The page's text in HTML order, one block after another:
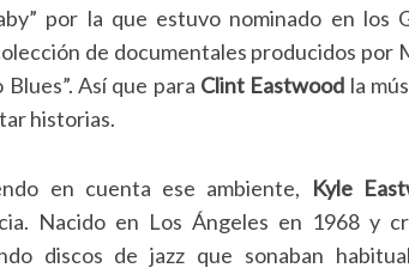
por la que estuvo nominado en los
de documentales producidos por
Así que para Clint Eastwood la
historias.
en cuenta ese ambiente, Kyle
Nacido en Los Ángeles en 1968 y
discos de jazz que sonaban